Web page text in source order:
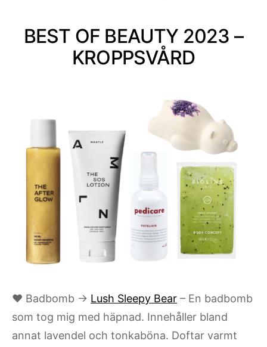
BEST OF BEAUTY 2023 –
KROPPSVÅRD
♥ Badbomb → Lush Sleepy Bear – En badbomb
som tog mig med häpnad. Innehåller bland
annat lavendel och tonkaböna. Doftar varmt